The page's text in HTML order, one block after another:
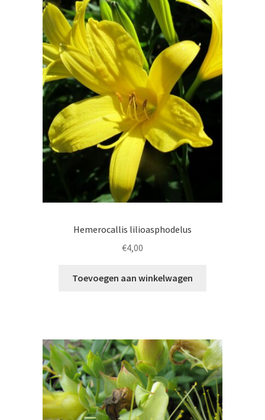
Hemerocallis lilioasphodelus
€4,00
Toevoegen aan winkelwagen